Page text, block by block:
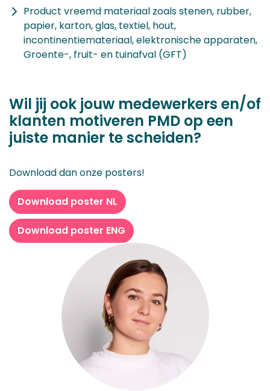
Product vreemd materiaal zoals stenen, rubber,
papier, karton, glas, textiel, hout,
incontinentiemateriaal, elektronische apparaten,
Groente-, fruit- en tuinafval (GFT)
Wil jij ook jouw medewerkers en/of
klanten motiveren PMD op een
juiste manier te scheiden?
Download dan onze posters!
Download poster NL
Download poster ENG